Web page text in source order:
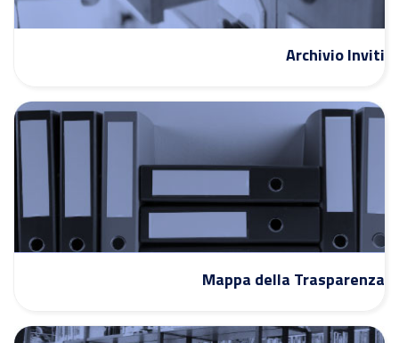
Archivio Inviti
Mappa della Trasparenza